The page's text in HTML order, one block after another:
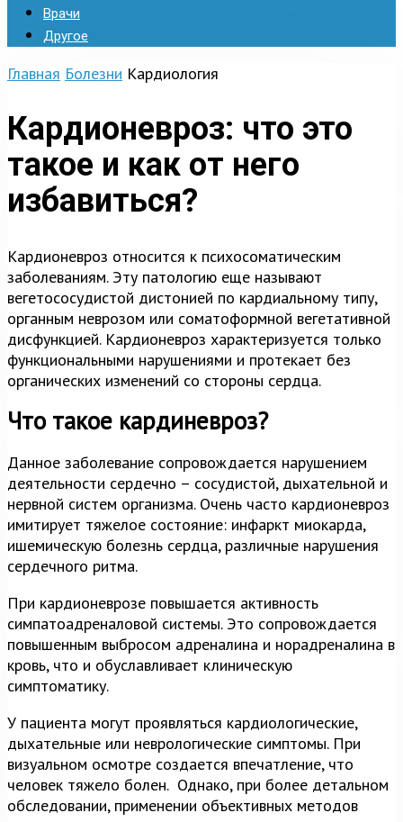
Врачи
Другое
Главная Болезни Кардиология
Кардионевроз: что это
такое и как от него
избавиться?
Кардионевроз относится к психосоматическим
заболеваниям. Эту патологию еще называют
вегетососудистой дистонией по кардиальному типу,
органным неврозом или соматоформной вегетативной
дисфункцией. Кардионевроз характеризуется только
функциональными нарушениями и протекает без
органических изменений со стороны сердца.
Что такое кардиневроз?
Данное заболевание сопровождается нарушением
деятельности сердечно – сосудистой, дыхательной и
нервной систем организма. Очень часто кардионевроз
имитирует тяжелое состояние: инфаркт миокарда,
ишемическую болезнь сердца, различные нарушения
сердечного ритма.
При кардионеврозе повышается активность
симпатоадреналовой системы. Это сопровождается
повышенным выбросом адреналина и норадреналина в
кровь, что и обуславливает клиническую
симптоматику.
У пациента могут проявляться кардиологические,
дыхательные или неврологические симптомы. При
визуальном осмотре создается впечатление, что
человек тяжело болен. Однако, при более детальном
обследовании, применении объективных методов